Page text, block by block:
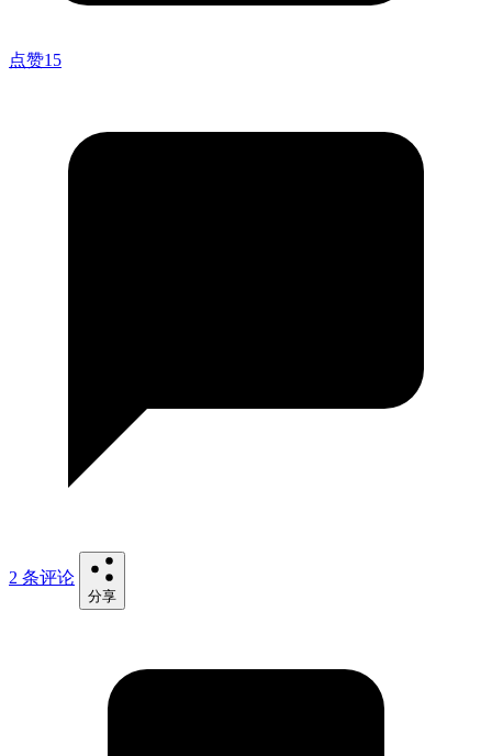
点赞15
2 条评论
分享